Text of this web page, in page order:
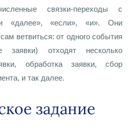
связки-переходы с
«далее», «если», «и». Они
ветвиться: от одного события
заявки) отходят несколько
обработка заявки, сбор
и так далее.
задание